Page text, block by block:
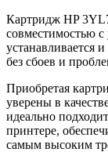
Картридж HP
совместимостью
устанавливается
без сбоев и
Приобретая
уверены в
идеально
принтере,
самым высоким